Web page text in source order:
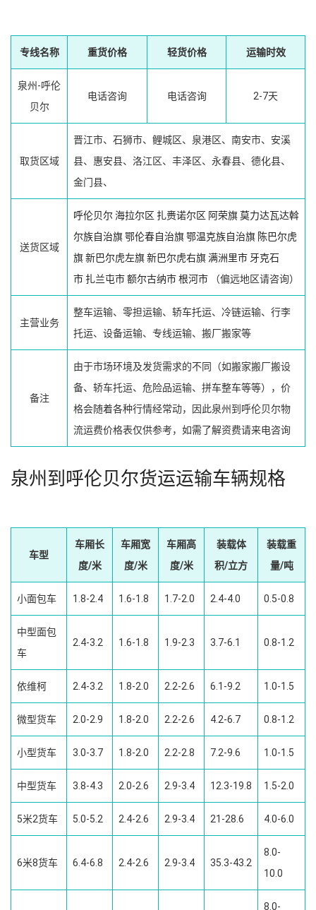
专线名称 重货价格 轻货价格 运输时效
泉州-呼伦
贝尔
电话咨询 电话咨询 2-7天
取货区域
晋江市、石狮市、鲤城区、泉港区、南安市、安溪
县、惠安县、洛江区、丰泽区、永春县、德化县、
金门县、
送货区域
呼伦贝尔海拉尔区 扎赉诺尔区 阿荣旗莫力达瓦达斡
尔族自治旗鄂伦春自治旗鄂温克族自治旗 陈巴尔虎
旗新巴尔虎左旗新巴尔虎右旗满洲里市 牙克石
市 扎兰屯市额尔古纳市根河市 （偏远地区请咨询）
主营业务
整车运输、零担运输、轿车托运、冷链运输、行李
托运、设备运输、专线运输、搬厂搬家等
备注
由于市场环境及发货需求的不同（如搬家搬厂搬设
备、轿车托运、危险品运输、拼车整车等等），价
格会随着各种行情经常动，因此泉州到呼伦贝尔物
流运费价格表仅供参考，如需了解资费请来电咨询
泉州到呼伦贝尔货运运输车辆规格
车型
车厢长
度/米
车厢宽
度/米
车厢高
度/米
装载体
积/立方
装载重
量/吨
小面包车 1.8-2.4 1.6-1.8 1.7-2.0 2.4-4.0 0.5-0.8
中型面包
车
2.4-3.2 1.6-1.8 1.9-2.3 3.7-6.1 0.8-1.2
依维柯 2.4-3.2 1.8-2.0 2.2-2.6 6.1-9.2 1.0-1.5
微型货车 2.0-2.9 1.8-2.0 2.2-2.6 4.2-6.7 0.8-1.2
小型货车 3.0-3.7 1.8-2.0 2.2-2.8 7.2-9.6 1.0-1.5
中型货车 3.8-4.3 2.0-2.6 2.9-3.4 12.3-19.8 1.5-2.0
5米2货车 5.0-5.2 2.4-2.6 2.9-3.4 21-28.6 4.0-6.0
6米8货车 6.4-6.8 2.4-2.6 2.9-3.4 35.3-43.2
8.0-
10.0
8.0-